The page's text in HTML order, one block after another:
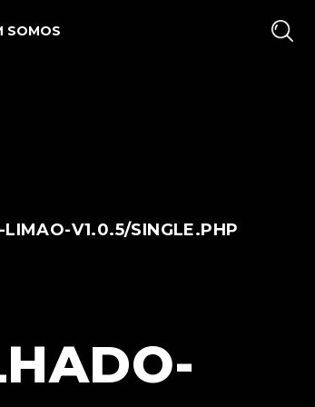
SOMOS
V1.0.5/SINGLE.PHP